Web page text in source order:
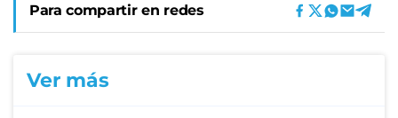
Para compartir en redes
Ver más